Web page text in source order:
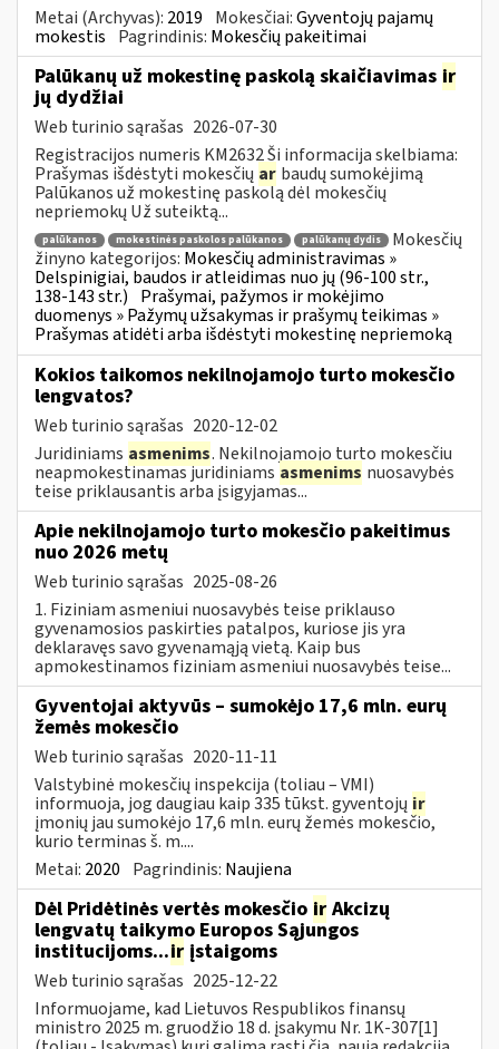
Metai (Archyvas): 2019 Mokesčiai:Gyventojų pajamų
mokestis Pagrindinis: Mokesčių pakeitimai
Palūkanų už mokestinę paskolą skaičiavimas ir
jų dydžiai
Web turinio sąrašas 2026-07-30
Registracijos numeris KM2632 Ši informacija skelbiama:
Prašymas išdėstyti mokesčių ar baudų sumokėjimą
Palūkanos už mokestinę paskolą dėl mokesčių
nepriemokų Už suteiktą...
palūkanos mokestinės paskolos palūkanos palūkanų dydis
Mokesčių
žinyno kategorijos: Mokesčių administravimas »
Delspinigiai, baudos ir atleidimas nuo jų (96-100 str.,
138-143 str.) Prašymai, pažymos ir mokėjimo
duomenys » Pažymų užsakymas ir prašymų teikimas »
Prašymas atidėti arba išdėstyti mokestinę nepriemoką
Kokios taikomos nekilnojamojo turto mokesčio
lengvatos?
Web turinio sąrašas 2020-12-02
Juridiniams asmenims. Nekilnojamojo turto mokesčiu
neapmokestinamas juridiniams asmenims nuosavybės
teise priklausantis arba įsigyjamas...
Apie nekilnojamojo turto mokesčio pakeitimus
nuo 2026 metų
Web turinio sąrašas 2025-08-26
1. Fiziniam asmeniui nuosavybės teise priklauso
gyvenamosios paskirties patalpos, kuriose jis yra
deklaravęs savo gyvenamąją vietą. Kaip bus
apmokestinamos fiziniam asmeniui nuosavybės teise...
Gyventojai aktyvūs – sumokėjo 17,6 mln. eurų
žemės mokesčio
Web turinio sąrašas 2020-11-11
Valstybinė mokesčių inspekcija (toliau – VMI)
informuoja, jog daugiau kaip 335 tūkst. gyventojų ir
įmonių jau sumokėjo 17,6 mln. eurų žemės mokesčio,
kurio terminas š. m....
Metai: 2020 Pagrindinis: Naujiena
Dėl Pridėtinės vertės mokesčio ir Akcizų
lengvatų taikymo Europos Sąjungos
institucijoms...ir įstaigoms
Web turinio sąrašas 2025-12-22
Informuojame, kad Lietuvos Respublikos finansų
ministro 2025 m. gruodžio 18 d. įsakymu Nr. 1K-307[1]